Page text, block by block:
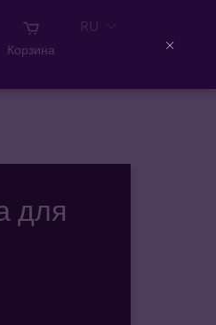
Корзина
RU
для
Close